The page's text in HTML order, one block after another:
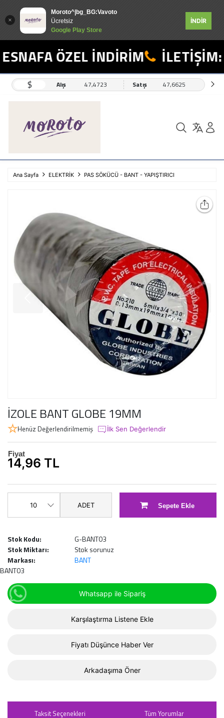
Moroto^|bg_BG:Vavoto
Ücretsiz
Google Play Store
İNDİR
ÖZEL İNDİRİM İLETİŞİM:
$ Alış 47,4723 Satış 47,6625
Ana Sayfa ELEKTRİK PAS SÖKÜCÜ - BANT - YAPIŞTIRICI
İZOLE BANT GLOBE 19MM
Henüz Değerlendirilmemiş İlk Sen Değerlendir
Fiyat
14,96 TL
ADET Sepete Ekle
Stok Kodu:
G-BANT03
Stok Miktarı:
Stok sorunuz
Markası:
BANT
BANT03
Whatsapp ile Sipariş
Karşılaştırma Listene Ekle
Fiyatı Düşünce Haber Ver
Arkadaşıma Öner
Taksit Seçenekleri Tüm Yorumlar